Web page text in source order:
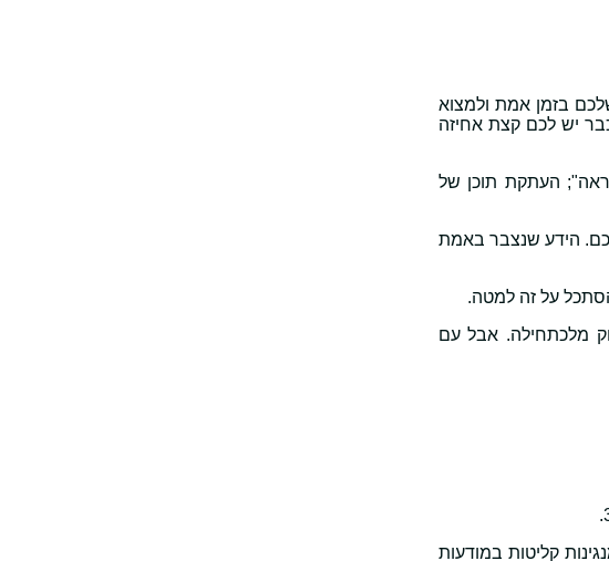
בזמן אמת ולמצוא
כבר יש לכם קצת אחיזה
העתקת תוכן של
הידע שנצבר באמת
על זה למטה.
מלכתחילה. אבל עם
קליטות במודעות